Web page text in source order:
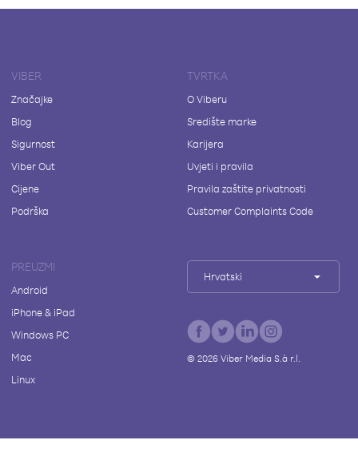
VIBER
Značajke
Blog
Sigurnost
Viber Out
Cijene
Podrška
TVRTKA
O Viberu
Središte marke
Karijera
Uvjeti i pravila
Pravila zaštite privatnosti
Customer Complaints Code
PREUZMI
Android
iPhone & iPad
Windows PC
Mac
Linux
Hrvatski
© 2026Viber Media S.à r.l.